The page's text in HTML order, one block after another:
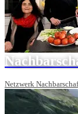
Netzwerk